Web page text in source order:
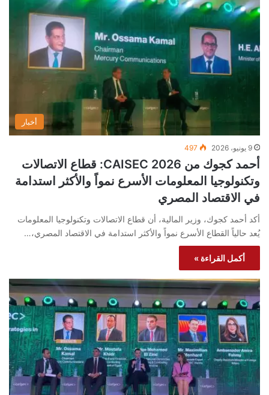
أخبار
9 يونيو، 2026 497
أحمد كجوك من CAISEC 2026: قطاع الاتصالات
وتكنولوجيا المعلومات الأسرع نمواً والأكثر استدامة
في الاقتصاد المصري
أكد أحمد كجوك، وزير المالية، أن قطاع الاتصالات وتكنولوجيا المعلومات
يُعد حالياً القطاع الأسرع نمواً والأكثر استدامة في الاقتصاد المصري،…
أكمل القراءة »